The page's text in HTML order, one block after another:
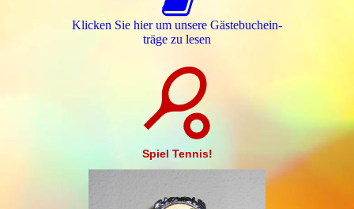
Klicken Sie hier um unsere Gäs­te­buch­ein­
trä­ge zu lesen
Spiel Tennis!